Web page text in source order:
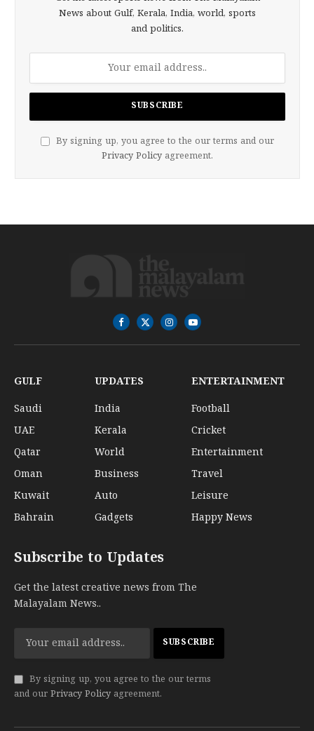
News about Gulf, Kerala, India, world, sports
and politics.
By signing up, you agree to the our terms and our
Privacy Policy agreement.
Facebook
X
(Twitter)
InstagramYouTube
GULF
Saudi
UAE
Qatar
Oman
Kuwait
Bahrain
UPDATES
India
Kerala
World
Business
Auto
Gadgets
ENTERTAINMENT
Football
Cricket
Entertainment
Travel
Leisure
Happy News
Subscribe to Updates
Get the latest creative news from The
Malayalam News..
By signing up, you agree to the our terms
and our Privacy Policy agreement.